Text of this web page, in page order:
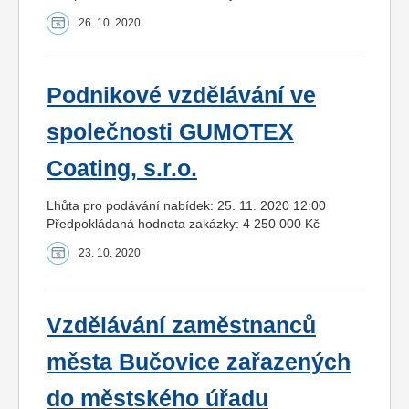
26. 10. 2020
Podnikové vzdělávání ve
společnosti GUMOTEX
Coating, s.r.o.
Lhůta pro podávání nabídek: 25. 11. 2020 12:00
Předpokládaná hodnota zakázky: 4 250 000 Kč
23. 10. 2020
Vzdělávání zaměstnanců
města Bučovice zařazených
do městského úřadu